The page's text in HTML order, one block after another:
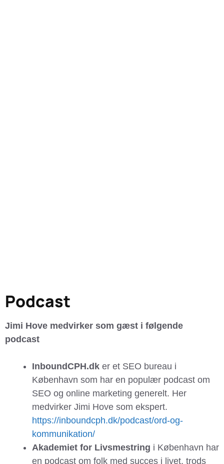
Podcast
Jimi Hove medvirker som gæst i følgende
podcast
InboundCPH.dk er et SEO bureau i
København som har en populær podcast om
SEO og online marketing generelt. Her
medvirker Jimi Hove som ekspert.
https://inboundcph.dk/podcast/ord-og-
kommunikation/
Akademiet for Livsmestring i København har
en podcast om folk med succes i livet, trods